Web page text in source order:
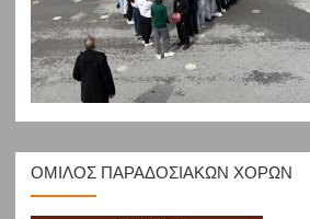
ΟΜΙΛΟΣ ΠΑΡΑΔΟΣΙΑΚΩΝ ΧΟΡΩΝ